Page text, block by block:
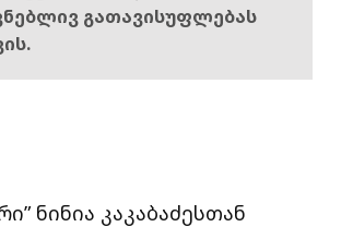
გათავისუფლებას
ნინია კაკაბაძესთან